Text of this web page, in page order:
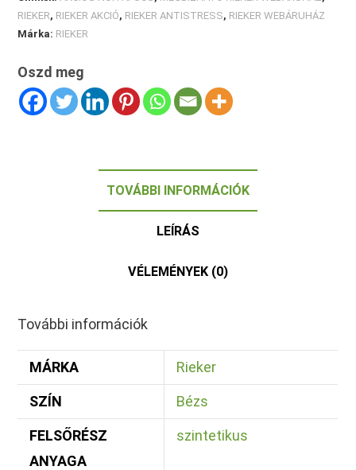
RIEKER, RIEKER AKCIÓ, RIEKER ANTISTRESS, RIEKER WEBÁRUHÁZ
Márka: RIEKER
Oszd meg
TOVÁBBI INFORMÁCIÓK
LEÍRÁS
VÉLEMÉNYEK (0)
További információk
MÁRKA Rieker
SZÍN Bézs
FELSŐRÉSZ
ANYAGA
szintetikus